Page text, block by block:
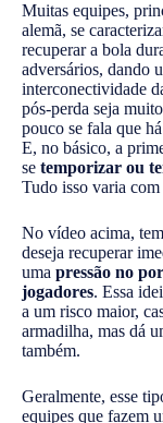
Muitas equipes,
alemã, se
recuperar a bola
adversários, dando
interconectividade
pós-perda seja
pouco se fala que
E, no básico, a
se temporizar ou
Tudo isso varia com
No vídeo acima,
deseja recuperar
uma pressão no
jogadores. Essa
a um risco maior,
armadilha, mas dá
também.
Geralmente, esse
equipes que fazem